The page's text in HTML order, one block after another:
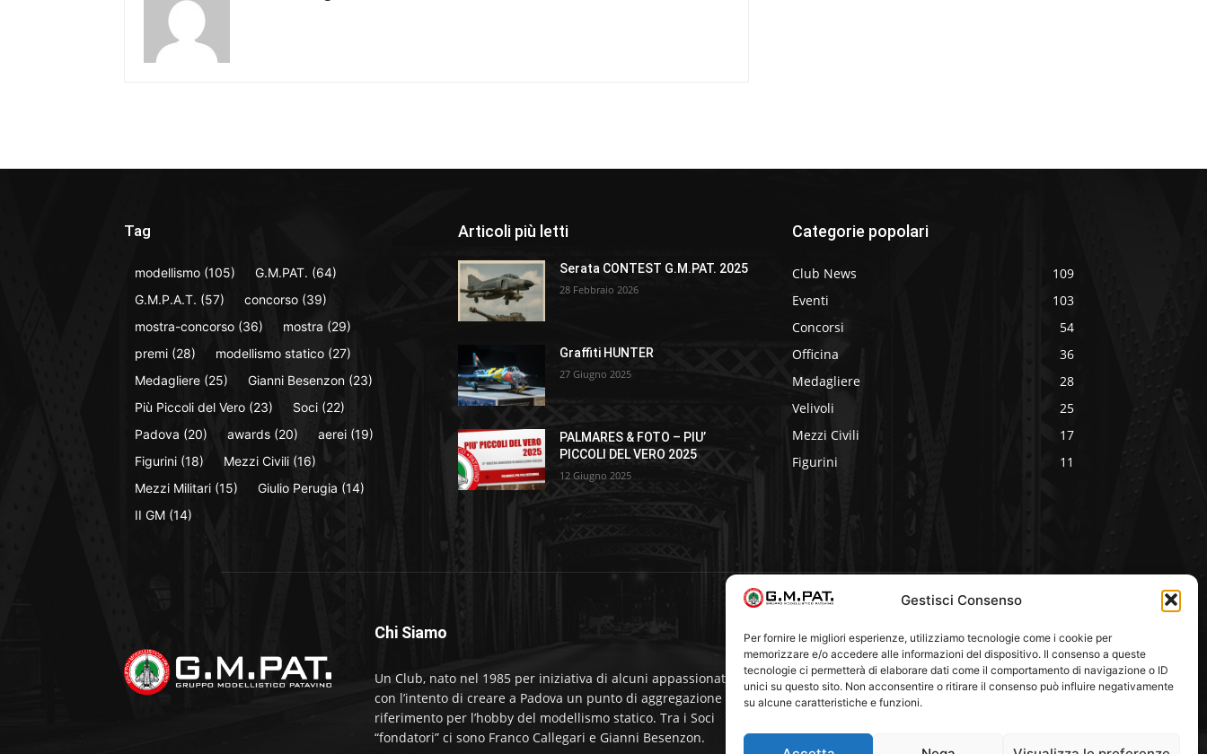
Gestisci Consenso
Per fornire le migliori esperienze, utilizziamo tecnologie come i cookie per
memorizzare e/o accedere alle informazioni del dispositivo. Il consenso a queste
tecnologie ci permetterà di elaborare dati come il comportamento di navigazione o ID
unici su questo sito. Non acconsentire o ritirare il consenso può influire negativamente
su alcune caratteristiche e funzioni.
Tag
modellismo (105) G.M.PAT. (64)
G.M.P.A.T. (57) concorso (39)
mostra-concorso (36) mostra (29)
premi (28) modellismo statico (27)
Medagliere (25) Gianni Besenzon (23)
Più Piccoli del Vero (23) Soci (22)
Padova (20) awards (20) aerei (19)
Figurini (18) Mezzi Civili (16)
Mezzi Militari (15) Giulio Perugia (14)
II GM (14)
Articoli più letti
Serata CONTEST G.M.PAT. 2025
28 Febbraio 2026
Graffiti HUNTER
27 Giugno 2025
PALMARES & FOTO – PIU’
PICCOLI DEL VERO 2025
12 Giugno 2025
Categorie popolari
Club News
109
Eventi
103
Concorsi
54
Officina
36
Medagliere
28
Velivoli
25
Mezzi Civili
17
Figurini
11
Chi Siamo
Un Club, nato nel 1985 per iniziativa di alcuni appassionati,
con l’intento di creare a Padova un punto di aggregazione e di
riferimento per l’hobby del modellismo statico. Tra i Soci
“fondatori” ci sono Franco Callegari e Gianni Besenzon.
Seguici Su